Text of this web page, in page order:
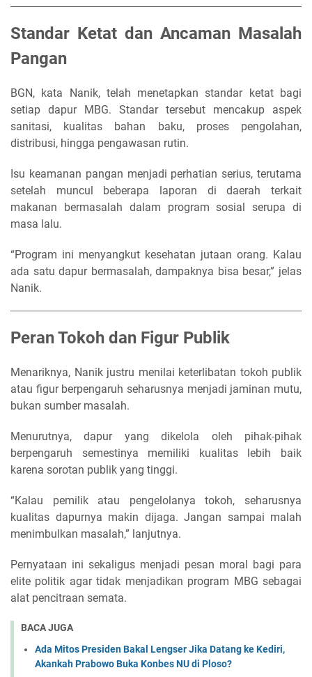
Standar Ketat dan Ancaman Masalah
Pangan
BGN, kata Nanik, telah menetapkan standar ketat bagi
setiap dapur MBG. Standar tersebut mencakup aspek
sanitasi, kualitas bahan baku, proses pengolahan,
distribusi, hingga pengawasan rutin.
Isu keamanan pangan menjadi perhatian serius, terutama
setelah muncul beberapa laporan di daerah terkait
makanan bermasalah dalam program sosial serupa di
masa lalu.
“Program ini menyangkut kesehatan jutaan orang. Kalau
ada satu dapur bermasalah, dampaknya bisa besar,” jelas
Nanik.
Peran Tokoh dan Figur Publik
Menariknya, Nanik justru menilai keterlibatan tokoh publik
atau figur berpengaruh seharusnya menjadi jaminan mutu,
bukan sumber masalah.
Menurutnya, dapur yang dikelola oleh pihak-pihak
berpengaruh semestinya memiliki kualitas lebih baik
karena sorotan publik yang tinggi.
“Kalau pemilik atau pengelolanya tokoh, seharusnya
kualitas dapurnya makin dijaga. Jangan sampai malah
menimbulkan masalah,” lanjutnya.
Pernyataan ini sekaligus menjadi pesan moral bagi para
elite politik agar tidak menjadikan program MBG sebagai
alat pencitraan semata.
BACA JUGA
Ada Mitos Presiden Bakal Lengser Jika Datang ke Kediri,
Akankah Prabowo Buka Konbes NU di Ploso?